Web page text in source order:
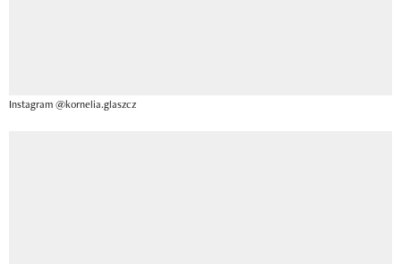
Instagram @kornelia.glaszcz